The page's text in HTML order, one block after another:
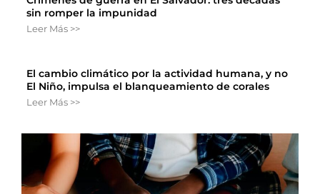
sin romper la impunidad
Leer Más >>
El cambio climático por la actividad humana, y no
El Niño, impulsa el blanqueamiento de corales
Leer Más >>